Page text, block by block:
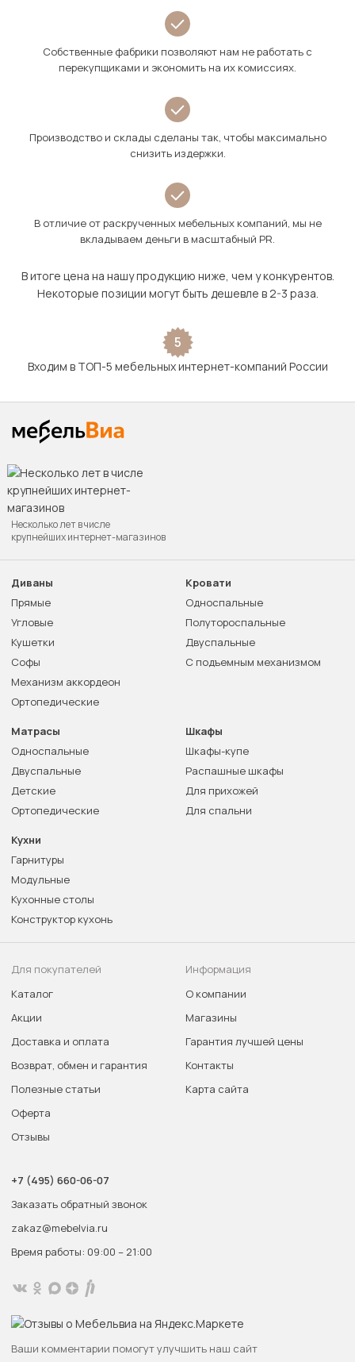
Собственные фабрики позволяют нам не работать с
перекупщиками и экономить на их комиссиях.
Производство и склады сделаны так, чтобы максимально
снизить издержки.
В отличие от раскрученных мебельных компаний, мы не
вкладываем деньги в масштабный PR.
В итоге цена на нашу продукцию ниже, чем у конкурентов.
Некоторые позиции могут быть дешевле в 2-3 раза.
5
Входим в ТОП-5 мебельных интернет-компаний России
Несколько лет в числе
крупнейших интернет-магазинов
Диваны
Прямые
Угловые
Кушетки
Софы
Механизм аккордеон
Ортопедические
Кровати
Односпальные
Полутороспальные
Двуспальные
С подъемным механизмом
Матрасы
Односпальные
Двуспальные
Детские
Ортопедические
Шкафы
Шкафы-купе
Распашные шкафы
Для прихожей
Для спальни
Кухни
Гарнитуры
Модульные
Кухонные столы
Конструктор кухонь
Для покупателей
Каталог
Акции
Доставка и оплата
Возврат, обмен и гарантия
Полезные статьи
Оферта
Отзывы
Информация
О компании
Магазины
Гарантия лучшей цены
Контакты
Карта сайта
+7 (495) 660-06-07
Заказать обратный звонок
zakaz@mebelvia.ru
Время работы: 09:00 – 21:00
Ваши комментарии помогут улучшить наш сайт